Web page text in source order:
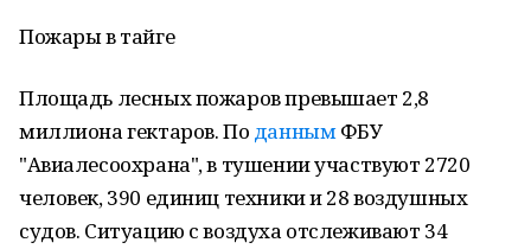
Пожары в тайге
Площадь лесных пожаров превышает 2,8
миллиона гектаров. По даннымФБУ
"Авиалесоохрана", в тушении участвуют 2720
человек, 390 единиц техники и 28 воздушных
судов. Ситуацию с воздуха отслеживают 34